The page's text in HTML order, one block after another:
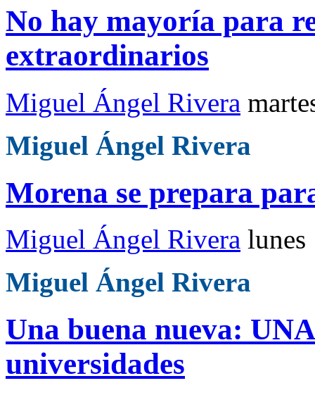
No hay mayoría para
extraordinarios
Miguel Ángel Rivera
Miguel Ángel Rivera
Morena se prepara
Miguel Ángel Rivera lunes
Miguel Ángel Rivera
Una buena nueva:
universidades